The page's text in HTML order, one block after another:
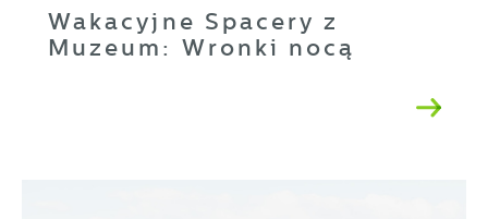
Wakacyjne Spacery z
Muzeum: Wronki nocą